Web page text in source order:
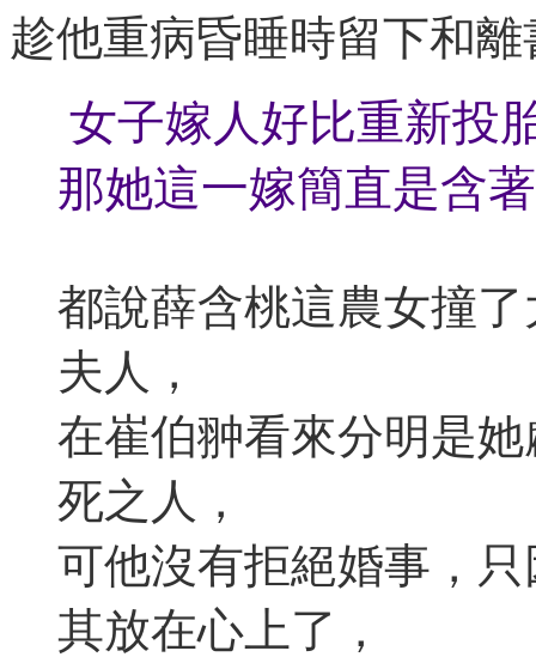
趁他重病昏睡時留下和
女子嫁人好比重新投
那她這一嫁簡直是含
都說薛含桃這農女撞
夫人，
在崔伯翀看來分明是
死之人，
可他沒有拒絕婚事，
其放在心上了，